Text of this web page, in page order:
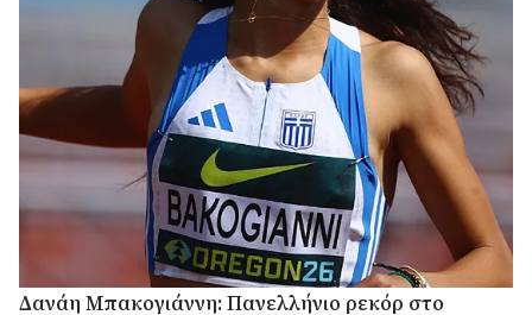
Δανάη Μπακογιάννη: Πανελλήνιο ρεκόρ στο